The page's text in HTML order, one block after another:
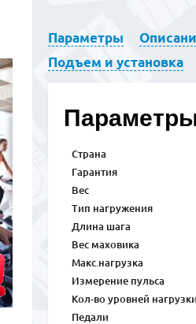
Параметры
Подъем и установка
Страна
Гарантия
Вес
Тип нагружения
Длина шага
Вес маховика
Макс.нагрузка
Измерение пульса
Кол-во уровней
Педали